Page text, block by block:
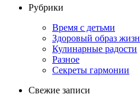
Рубрики
Время с детьми
Здоровый образ
Кулинарные радости
Разное
Секреты гармонии
Свежие записи